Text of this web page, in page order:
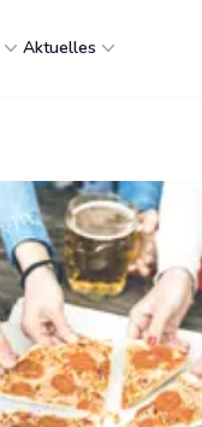
Aktuelles